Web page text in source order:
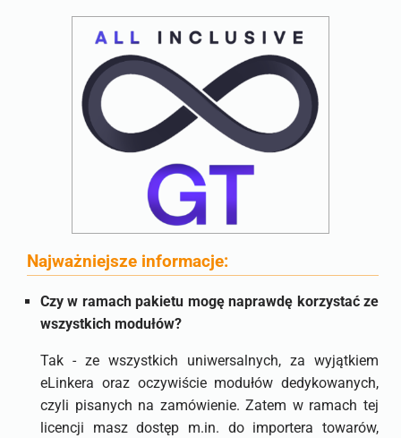
Najważniejsze informacje:
Czy w ramach pakietu mogę naprawdę korzystać ze
wszystkich modułów?
Tak - ze wszystkich uniwersalnych, za wyjątkiem
eLinkera oraz oczywiście modułów dedykowanych,
czyli pisanych na zamówienie. Zatem w ramach tej
licencji masz dostęp m.in. do importera towarów,